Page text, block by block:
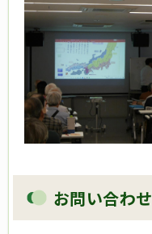
お問い合わせ